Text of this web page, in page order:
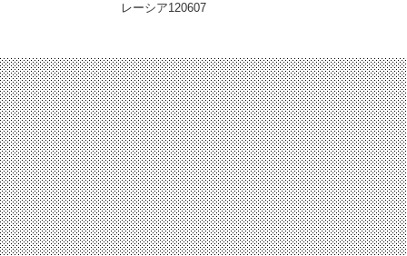
レーシア120607